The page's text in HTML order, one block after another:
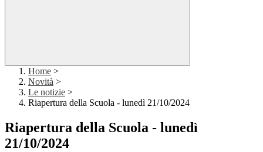
Home >
Novità >
Le notizie >
Riapertura della Scuola - lunedì 21/10/2024
Riapertura della Scuola - lunedì
21/10/2024